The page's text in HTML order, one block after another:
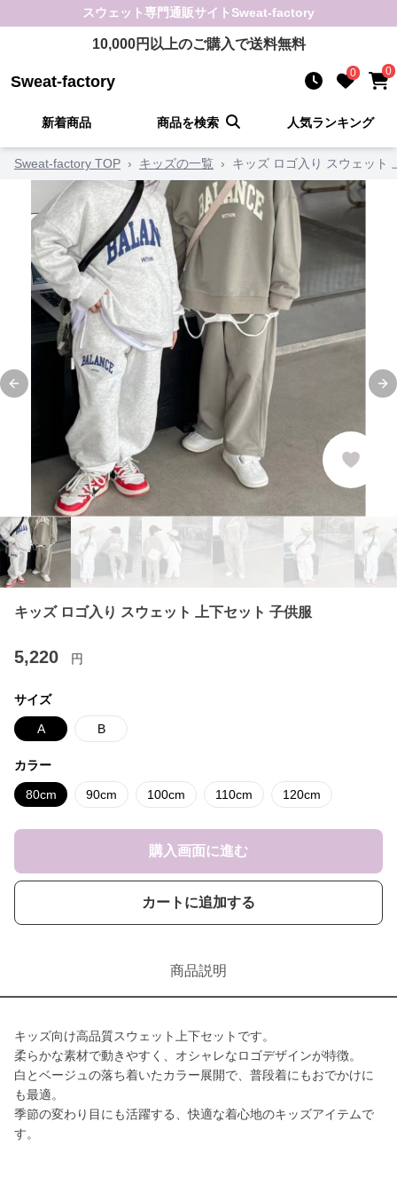
スウェット専門通販サイト Sweat-factory
10,000円以上のご購入で送料無料
Sweat-factory 0 0
新着商品 商品を検索 人気ランキング
Sweat-factory TOP › キッズの一覧 › キッズ ロゴ入り スウェット
Previous slide
キッズ ロゴ入り スウェット 上下セット 子供服
5,220 円
サイズ
A B
カラー
80cm 90cm 100cm 110cm 120cm
購入画面に進む
カートに追加する
商品説明
キッズ向け高品質スウェット上下セットです。
柔らかな素材で動きやすく、オシャレなロゴデザインが特徴。
白とベージュの落ち着いたカラー展開で、普段着にもおでかけに
も最適。
季節の変わり目にも活躍する、快適な着心地のキッズアイテムで
す。